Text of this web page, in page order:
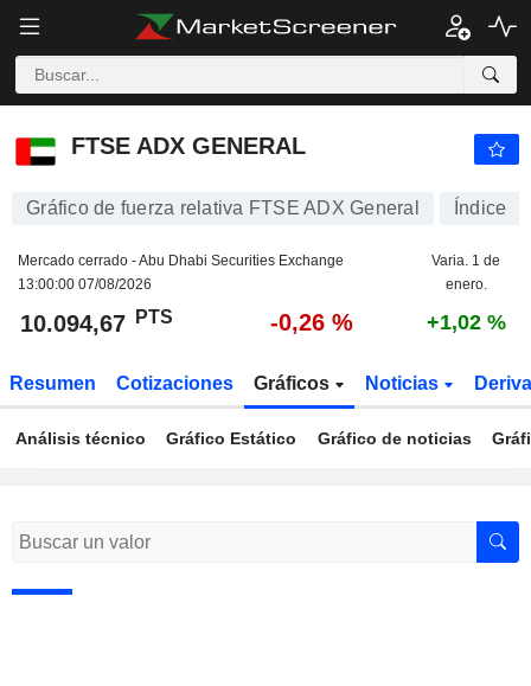
FTSE ADX GENERAL
FTSE ADX GENERAL
Gráfico de fuerza relativa FTSE ADX General Índice
Mercado cerrado - Abu Dhabi Securities Exchange
13:00:00 07/08/2026
Varia. 1 de
enero.
10.094,67 PTS -0,26 % +1,02 %
Resumen Cotizaciones Gráficos Noticias
Análisis técnico Gráfico Estático Gráfico de noticias